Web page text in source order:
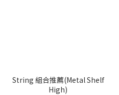
String 組合推薦(Metal Shelf
High)